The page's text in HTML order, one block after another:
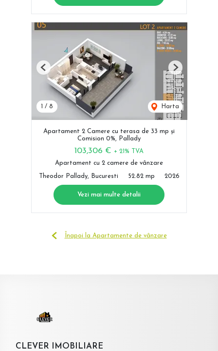
1 / 8 Harta
Previous Next
Apartament 2 Camere cu terasa de 33 mp și
Comision 0%, Pallady
103,306 € + 21% TVA
Apartament cu 2 camere de vânzare
Theodor Pallady, Bucuresti 52.82 mp 2026
Vezi mai multe detalii
Înapoi la Apartamente de vânzare
CLEVER IMOBILIARE